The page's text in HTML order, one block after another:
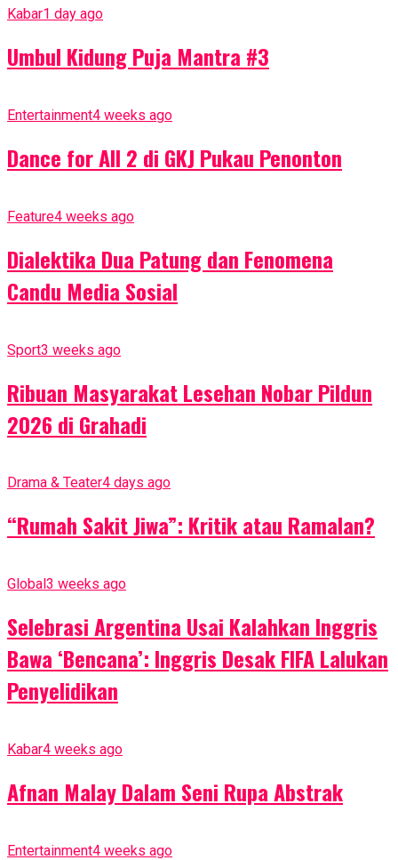
Kabar1 day ago
Umbul Kidung Puja Mantra #3
Entertainment4 weeks ago
Dance for All 2 di GKJ Pukau Penonton
Feature4 weeks ago
Dialektika Dua Patung dan Fenomena
Candu Media Sosial
Sport3 weeks ago
Ribuan Masyarakat Lesehan Nobar Pildun
2026 di Grahadi
Drama & Teater4 days ago
“Rumah Sakit Jiwa”: Kritik atau Ramalan?
Global 3 weeks ago
Selebrasi Argentina Usai Kalahkan Inggris
Bawa ‘Bencana’: Inggris Desak FIFA Lalukan
Penyelidikan
Kabar4 weeks ago
Afnan Malay Dalam Seni Rupa Abstrak
Entertainment4 weeks ago